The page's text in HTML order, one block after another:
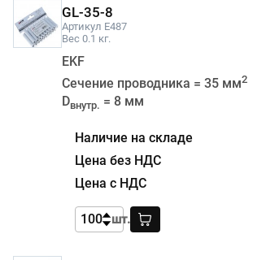
GL-35-8
Артикул E487
Вес 0.1 кг.
EKF
Сечение проводника = 35 мм2
Dвнутр. = 8 мм
шт.